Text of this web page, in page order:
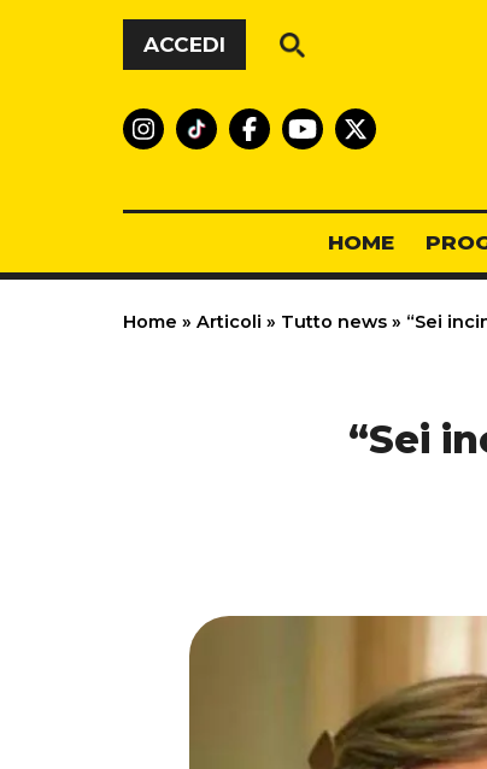
Vai al contenuto
ACCEDI
HOME
Home » Articoli » Tutto news » “Sei
“Sei